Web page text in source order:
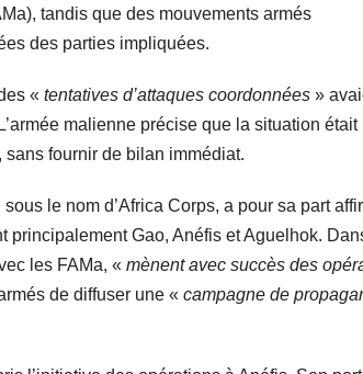
tandis que des mouvements armés
des parties impliquées.
« tentatives d’attaques coordonnées »
malienne précise que la situation était
fournir de bilan immédiat.
le nom d’Africa Corps, a pour sa part
Gao, Anéfis et Aguelhok.
les FAMa, « mènent avec succès des
de diffuser une « campagne de